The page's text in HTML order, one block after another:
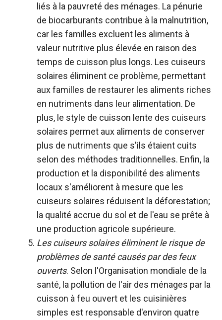
liés à la pauvreté des ménages. La pénurie
de biocarburants contribue à la malnutrition,
car les familles excluent les aliments à
valeur nutritive plus élevée en raison des
temps de cuisson plus longs. Les cuiseurs
solaires éliminent ce problème, permettant
aux familles de restaurer les aliments riches
en nutriments dans leur alimentation. De
plus, le style de cuisson lente des cuiseurs
solaires permet aux aliments de conserver
plus de nutriments que s'ils étaient cuits
selon des méthodes traditionnelles. Enfin, la
production et la disponibilité des aliments
locaux s'améliorent à mesure que les
cuiseurs solaires réduisent la déforestation;
la qualité accrue du sol et de l'eau se prête à
une production agricole supérieure.
Les cuiseurs solaires éliminent le risque de
problèmes de santé causés par des feux
ouverts. Selon l'Organisation mondiale de la
santé, la pollution de l'air des ménages par la
cuisson à feu ouvert et les cuisinières
simples est responsable d'environ quatre